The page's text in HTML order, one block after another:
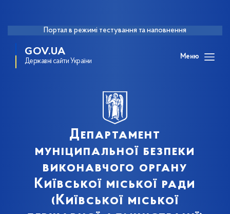
Портал в режимі тестування та наповнення
GOV.UA
Державні сайти України
Меню
Департамент
муніципальної безпеки
виконавчого органу
Київської міської ради
(Київської міської